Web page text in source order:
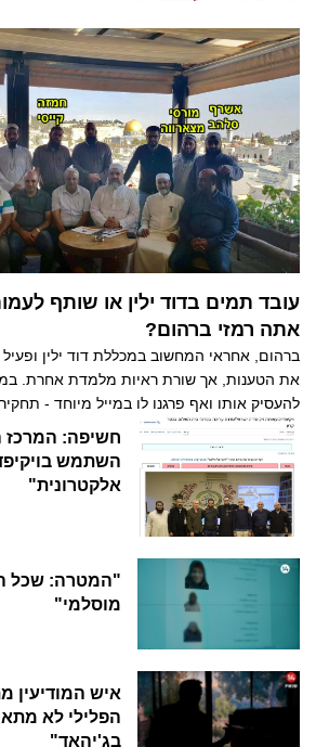
עובד תמים בדוד ילין או שותף
אתה רמזי ברהום?
ברהום, אחראי המחשוב במכללת דוד ילין
את הטענות, אך שורת ראיות מלמדת אחרת.
להעסיק אותו ואף פרגנו לו במייל מיוחד - תחקיר
חשיפה: המרכז
השתמש
אלקטרונית"
"המטרה: שכל
מוסלמי"
איש המודיעין
הפלילי לא
בג'יהאד"